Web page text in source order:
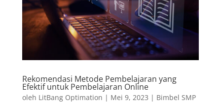
Rekomendasi Metode Pembelajaran yang
Efektif untuk Pembelajaran Online
oleh LitBang Optimation | Mei 9, 2023 | Bimbel SMP